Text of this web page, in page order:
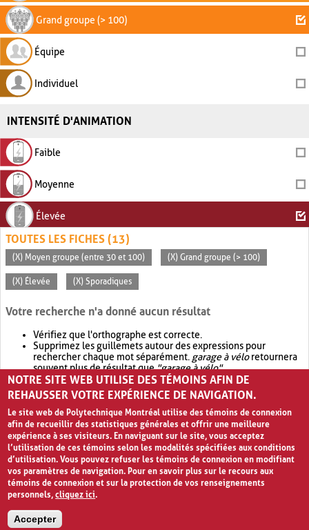
Grand groupe (> 100)
Équipe
Individuel
INTENSITÉ D'ANIMATION
Faible
Moyenne
Élevée
TOUTES LES FICHES (13)
(X) Moyen groupe (entre 30 et 100) (X) Grand groupe (> 100)
(X) Élevée (X) Sporadiques
Votre recherche n'a donné aucun résultat
Vérifiez que l'orthographe est correcte.
Supprimez les guillemets autour des expressions pour
rechercher chaque mot séparément. garage à véloretournera
souvent plus de résultat que"garage à vélo".
Envisagez d'élargir votre recherche avec OR.garage OR vélo
retournera souvent plus de résultat quegarage à vélo
NOTRE SITE WEB UTILISE DES TÉMOINS AFIN DE
REHAUSSER VOTRE EXPÉRIENCE DE NAVIGATION.
Le site web de Polytechnique Montréal utilise des témoins de connexion
afin de recueillir des statistiques générales et offrir une meilleure
expérience à ses visiteurs. En naviguant sur le site, vous acceptez
l’utilisation de ces témoins selon les modalités spécifiées aux conditions
d’utilisation. Vous pouvez refuser les témoins de connexion en modifiant
vos paramètres de navigation. Pour en savoir plus sur le recours aux
témoins de connexion et sur la protection de vos renseignements
personnels,cliquez ici.
Accepter